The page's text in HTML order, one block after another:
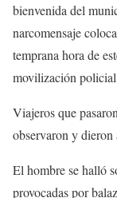
bienvenida del
narcomensaje
temprana hora de
movilización
Viajeros que
observaron y dieron
El hombre se halló
provocadas por